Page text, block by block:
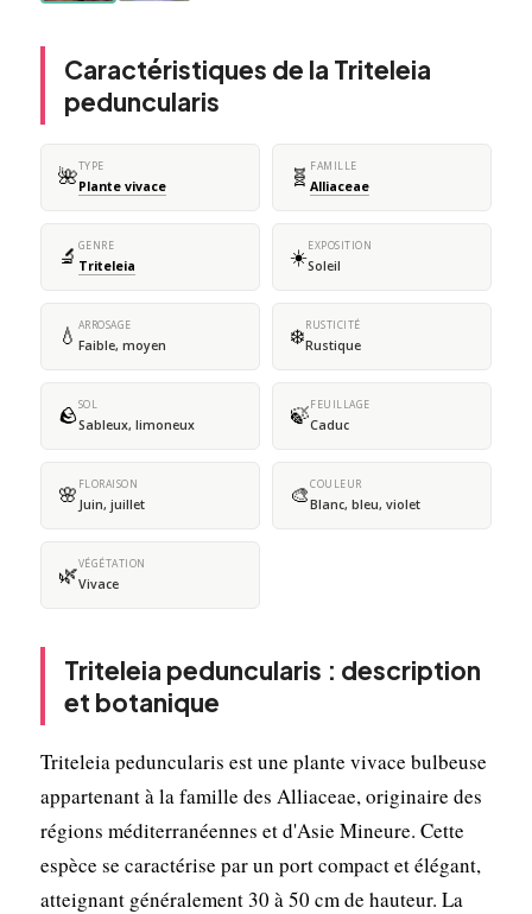
Caractéristiques de la Triteleia
peduncularis
🌺TYPE
Plante vivace 🧬 FAMILLE
Alliaceae
🔬 GENRE
Triteleia ☀️EXPOSITION
Soleil
💧 ARROSAGE
Faible, moyen ❄️RUSTICITÉ
Rustique
🪨SOL
Sableux, limoneux 🍃FEUILLAGE
Caduc
🌸 FLORAISON
Juin, juillet 🎨COULEUR
Blanc, bleu, violet
🌿VÉGÉTATION
Vivace
Triteleia peduncularis : description
et botanique
Triteleia peduncularis est une plante vivace bulbeuse
appartenant à la famille des Alliaceae, originaire des
régions méditerranéennes et d'Asie Mineure. Cette
espèce se caractérise par un port compact et élégant,
atteignant généralement 30 à 50 cm de hauteur. La